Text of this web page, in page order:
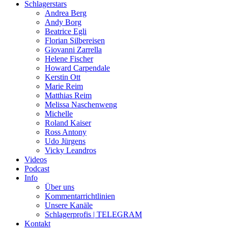
Schlagerstars
Andrea Berg
Andy Borg
Beatrice Egli
Florian Silbereisen
Giovanni Zarrella
Helene Fischer
Howard Carpendale
Kerstin Ott
Marie Reim
Matthias Reim
Melissa Naschenweng
Michelle
Roland Kaiser
Ross Antony
Udo Jürgens
Vicky Leandros
Videos
Podcast
Info
Über uns
Kommentarrichtlinien
Unsere Kanäle
Schlagerprofis | TELEGRAM
Kontakt